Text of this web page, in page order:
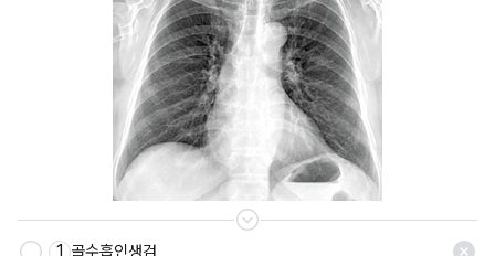
저장
1 골수흡인생검